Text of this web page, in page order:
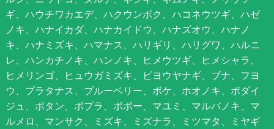
ギ、ハウチワカエデ、ハクウンボク、ハコネウツギ、ハゼ
ノキ、ハナイカダ、ハナカイドウ、ハナズオウ、ハナノ
キ、ハナミズキ、ハマナス、ハリギリ、ハリグワ、ハルニ
レ、ハンカチノキ、ハンノキ、ヒメウツギ、ヒメシャラ、
ヒメリンゴ、ヒュウガミズキ、ビヨウヤナギ、ブナ、フヨ
ウ、プラタナス、ブルーベリー、ボケ、ホオノキ、ボダイ
ジュ、ボタン、ポプラ、ポポー、マユミ、マルバノキ、マ
ルメロ、マンサク、ミズキ、ミズナラ、ミツマタ、ミヤギ